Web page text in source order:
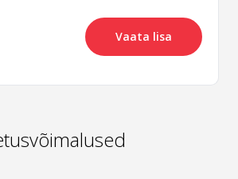
Vaata lisa